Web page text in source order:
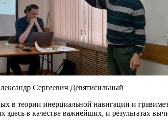
Сергеевич Девятисильный
в теории инерциальной навигации и
в качестве важнейших, и результатах